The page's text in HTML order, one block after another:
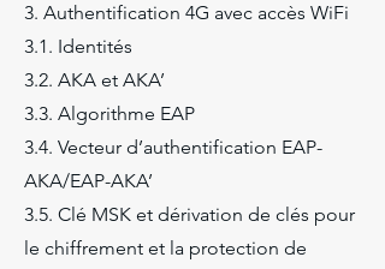
3. Authentification 4G avec accès WiFi
3.1. Identités
3.2. AKA et AKA’
3.3. Algorithme EAP
3.4. Vecteur d’authentification EAP-
AKA/EAP-AKA’
3.5. Clé MSK et dérivation de clés pour
le chiffrement et la protection de